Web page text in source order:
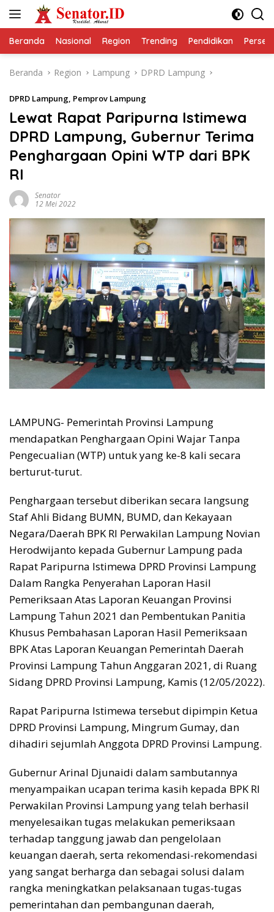
Beranda Nasional Region Trending Pendidikan
Beranda Region Lampung DPRD Lampung
DPRD Lampung, Pemprov Lampung
Lewat Rapat Paripurna Istimewa
DPRD Lampung, Gubernur Terima
Penghargaan Opini WTP dari BPK
RI
Senator
12 Mei 2022
LAMPUNG- Pemerintah Provinsi Lampung
mendapatkan Penghargaan Opini Wajar Tanpa
Pengecualian (WTP) untuk yang ke-8 kali secara
berturut-turut.
Penghargaan tersebut diberikan secara langsung
Staf Ahli Bidang BUMN, BUMD, dan Kekayaan
Negara/Daerah BPK RI Perwakilan Lampung Novian
Herodwijanto kepada Gubernur Lampung pada
Rapat Paripurna Istimewa DPRD Provinsi Lampung
Dalam Rangka Penyerahan Laporan Hasil
Pemeriksaan Atas Laporan Keuangan Provinsi
Lampung Tahun 2021 dan Pembentukan Panitia
Khusus Pembahasan Laporan Hasil Pemeriksaan
BPK Atas Laporan Keuangan Pemerintah Daerah
Provinsi Lampung Tahun Anggaran 2021, di Ruang
Sidang DPRD Provinsi Lampung, Kamis (12/05/2022).
Rapat Paripurna Istimewa tersebut dipimpin Ketua
DPRD Provinsi Lampung, Mingrum Gumay, dan
dihadiri sejumlah Anggota DPRD Provinsi Lampung.
Gubernur Arinal Djunaidi dalam sambutannya
menyampaikan ucapan terima kasih kepada BPK RI
Perwakilan Provinsi Lampung yang telah berhasil
menyelesaikan tugas melakukan pemeriksaan
terhadap tanggung jawab dan pengelolaan
keuangan daerah, serta rekomendasi-rekomendasi
yang sangat berharga dan sebagai solusi dalam
rangka meningkatkan pelaksanaan tugas-tugas
pemerintahan dan pembangunan daerah,